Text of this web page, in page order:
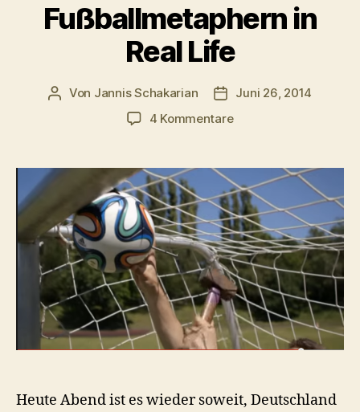
Fußballmetaphern in
Real Life
Beitragsautor
Von Jannis Schakarian Veröffentlichungsdatum
Juni 26, 2014
4 Kommentarezu
Real
Life
Heute Abend ist es wieder soweit, Deutschland